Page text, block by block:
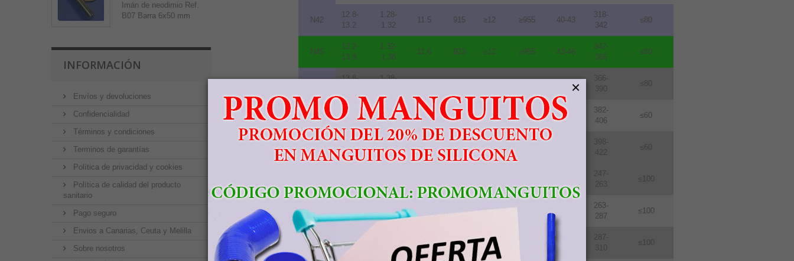
Imán de neodimio Ref.
B07 Barra 6x50 mm
INFORMACIÓN
Envíos y devoluciones
Confidencialidad
Términos y condiciones
Terminos de garantías
Política de privacidad y cookies
Política de calidad del producto
sanitario
Pago seguro
Envios a Canarias, Ceuta y Melilla
Sobre nosotros
N42
12.8-
13.2
1.28-
1.32
11.5 915 ≥12 ≥955 40-43
318-
342
≤80
N45
13.2-
13.8
1.32-
1.38
11.6 923 ≥12 ≥955 43-46
342-
366
≤80
13.8-
1.38-
46-49
366-
390
≤80
N50
14.0-
14.5
1.40-
1.45
10.0 796 ≥11 ≥876 48-51
382-
406
≤60
N52
14.3-
14.8
1.43-
1.48
10.0 796 ≥11
398-
422
≤60
11.7
1.17
247-
263
≤100
35M
12.2
1.22
868 ≥14
263-
287
≤100
38M
12.5
1.25
11.3 899 ≥14
287-
310
≤100
×